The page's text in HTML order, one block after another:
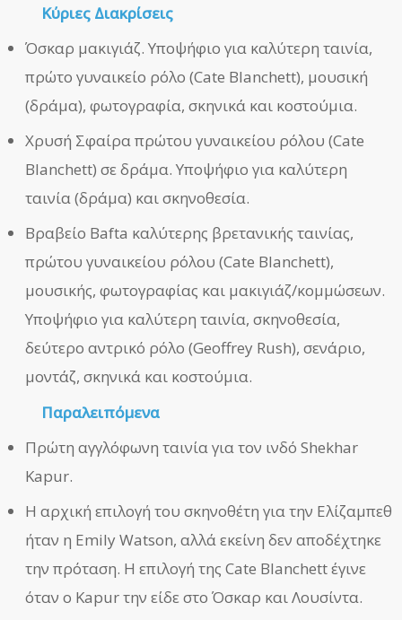
Κύριες Διακρίσεις
Όσκαρ μακιγιάζ. Υποψήφιο για καλύτερη ταινία,
πρώτο γυναικείο ρόλο (Cate Blanchett), μουσική
(δράμα), φωτογραφία, σκηνικά και κοστούμια.
Χρυσή Σφαίρα πρώτου γυναικείου ρόλου (Cate
Blanchett) σε δράμα. Υποψήφιο για καλύτερη
ταινία (δράμα) και σκηνοθεσία.
Βραβείο Bafta καλύτερης βρετανικής ταινίας,
πρώτου γυναικείου ρόλου (Cate Blanchett),
μουσικής, φωτογραφίας και μακιγιάζ/κομμώσεων.
Υποψήφιο για καλύτερη ταινία, σκηνοθεσία,
δεύτερο αντρικό ρόλο (Geoffrey Rush), σενάριο,
μοντάζ, σκηνικά και κοστούμια.
Παραλειπόμενα
Πρώτη αγγλόφωνη ταινία για τον ινδό Shekhar
Kapur.
Η αρχική επιλογή του σκηνοθέτη για την Ελίζαμπεθ
ήταν η Emily Watson, αλλά εκείνη δεν αποδέχτηκε
την πρόταση. Η επιλογή της Cate Blanchett έγινε
όταν ο Kapur την είδε στο Όσκαρ και Λουσίντα.